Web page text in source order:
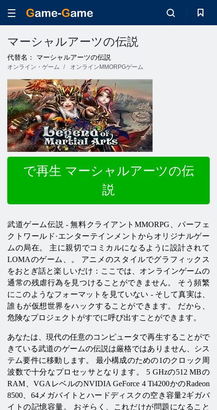
マーシャルアーツの伝説
代替名： マーシャルアーツの伝説
オンライン・ゲーム オンラインMMORPGゲーム
で再生 マーシャルアーツの伝
説
武道ゲーム伝説 - 無料クライアントMMORPG、パーフェ
クトワールド·エンターテインメントからオリジナルゲー
ムの局在。 主に親切でコミカルになるように設計されて
LOMAのゲーム、。 アニメのスタイルでグラフィックス
をおとぎ話と楽しいだけ：ここでは、オンラインゲームの
通常の残虐行為を見つけることができません。 そう頻繁
にこのようなフォーマットを見ていない - そして真実は、
誰もが仮想世界をハックすることができます。 だから、
危険なプロジェクトがすでに呼び出すことができます。
あなたは、現代の任意のコンピュータで再生することがで
きている武道のゲームの伝説は厳格ではありません、シス
テム要件に移動します。 最小構成のための1のクロック周
波数で十分なプロセッサとなります。 5 GHzの512 MBの
RAM、VGAレベルのNVIDIA GeForce 4 Ti4200かのRadeon
8500、64メガバイトとハードディスクの空き容量2ギガバ
イトの記憶容量。 おそらく、これだけが問題になること